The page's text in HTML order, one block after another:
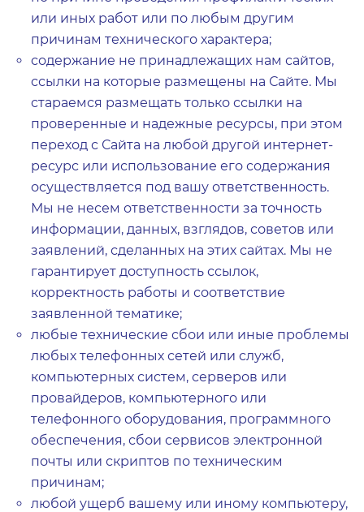
или иных работ или по любым другим
причинам технического характера;
содержание не принадлежащих нам сайтов,
ссылки на которые размещены на Сайте. Мы
стараемся размещать только ссылки на
проверенные и надежные ресурсы, при этом
переход с Сайта на любой другой интернет-
ресурс или использование его содержания
осуществляется под вашу ответственность.
Мы не несем ответственности за точность
информации, данных, взглядов, советов или
заявлений, сделанных на этих сайтах. Мы не
гарантирует доступность ссылок,
корректность работы и соответствие
заявленной тематике;
любые технические сбои или иные проблемы
любых телефонных сетей или служб,
компьютерных систем, серверов или
провайдеров, компьютерного или
телефонного оборудования, программного
обеспечения, сбои сервисов электронной
почты или скриптов по техническим
причинам;
любой ущерб вашему или иному компьютеру,